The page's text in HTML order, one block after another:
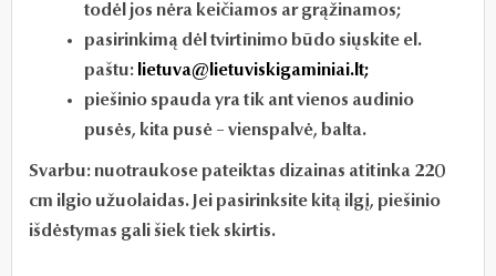
todėl jos nėra keičiamos ar grąžinamos;
pasirinkimą dėl tvirtinimo būdo siųskite el.
paštu: lietuva@lietuviskigaminiai.lt;
piešinio spauda yra tik ant vienos audinio
pusės, kita pusė – vienspalvė, balta.
Svarbu: nuotraukose pateiktas dizainas atitinka 220
cm ilgio užuolaidas. Jei pasirinksite kitą ilgį, piešinio
išdėstymas gali šiek tiek skirtis.